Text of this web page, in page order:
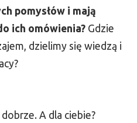
pomysłów i mają
ich omówienia? Gdzie
dzielimy się wiedzą i
A dla ciebie?